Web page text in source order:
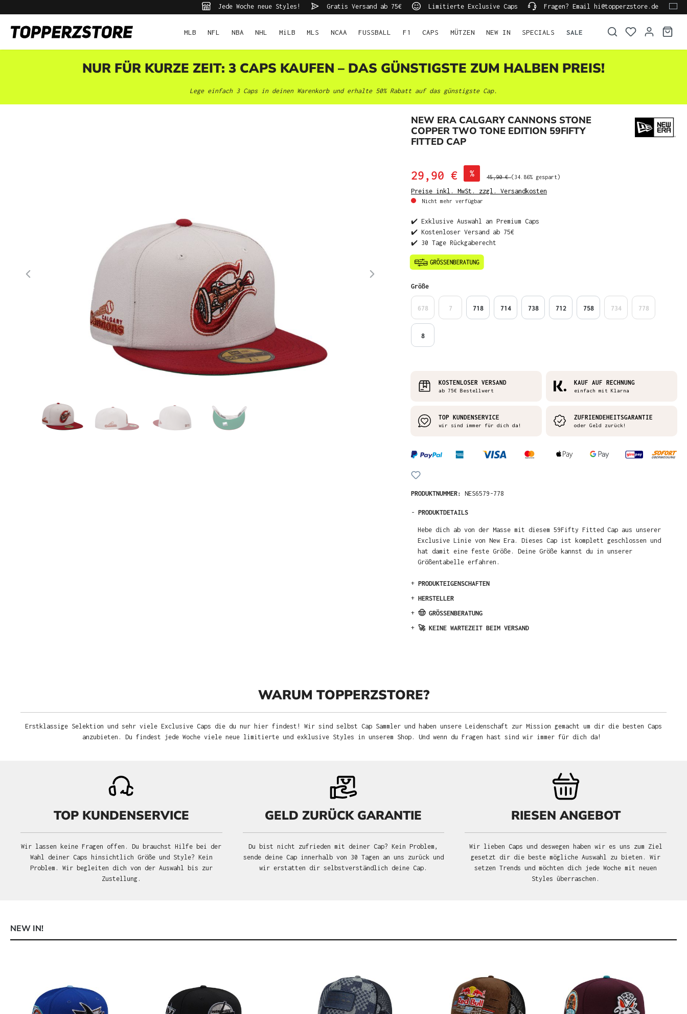
Jede Woche neue Styles! Gratis Versand ab 75€ Limitierte Exclusive Caps Fragen? Email hi@topperzstore.de
MLB NFL NBA NHL MiLB MLS NCAA FUSSBALL F1 CAPS MÜTZEN NEW IN SPECIALS SALE
NUR FÜR KURZE ZEIT: 3 CAPS KAUFEN – DAS GÜNSTIGSTE ZUM HALBEN PREIS!
Lege einfach 3 Caps in deinen Warenkorb und erhalte 50% Rabatt auf das günstigste Cap.
NEW ERA CALGARY CANNONS STONE
COPPER TWO TONE EDITION 59FIFTY
FITTED CAP
29,90 € % 45,90 €(34.86% gespart)
Preise inkl. MwSt. zzgl. Versandkosten
Nicht mehr verfügbar
✔️ Exklusive Auswahl an Premium Caps
✔️ Kostenloser Versand ab 75€
✔️ 30 Tage Rückgaberecht
Größeauswählen
678 7 718 714 738 712 758 734 778
8
KOSTENLOSER VERSAND
ab 75€ Bestellwert
KAUF AUF RECHNUNG
einfach mit Klarna
TOP KUNDENSERVICE
wir sind immer für dich da!
ZUFRIENDEHEITSGARANTIE
oder Geld zurück!
PRODUKTNUMMER: NES6579-778
- PRODUKTDETAILS
Hebe dich ab von der Masse mit diesem 59Fifty Fitted Cap aus unserer
Exclusive Linie von New Era. Dieses Cap ist komplett geschlossen und
hat damit eine feste Größe. Deine Größe kannst du in unserer
Größentabelle erfahren.
+ PRODUKTEIGENSCHAFTEN
+ HERSTELLER
+ 🤠 GRÖSSENBERATUNG
+ 🚀 KEINE WARTEZEIT BEIM VERSAND
WARUM TOPPERZSTORE?
Erstklassige Selektion und sehr viele Exclusive Caps die du nur hier findest! Wir sind selbst Cap Sammler und haben unsere Leidenschaft zur Mission gemacht um dir die besten Caps
anzubieten. Du findest jede Woche viele neue limitierte und exklusive Styles in unserem Shop. Und wenn du Fragen hast sind wir immer für dich da!
TOP KUNDENSERVICE
Wir lassen keine Fragen offen. Du brauchst Hilfe bei der
Wahl deiner Caps hinsichtlich Größe und Style? Kein
Problem. Wir begleiten dich von der Auswahl bis zur
Zustellung.
GELD ZURÜCK GARANTIE
Du bist nicht zufrieden mit deiner Cap? Kein Problem,
sende deine Cap innerhalb von 30 Tagen an uns zurück und
wir erstatten dir selbstverständlich deine Cap.
RIESEN ANGEBOT
Wir lieben Caps und deswegen haben wir es uns zum Ziel
gesetzt dir die beste mögliche Auswahl zu bieten. Wir
setzen Trends und möchten dich jede Woche mit neuen
Styles überraschen.
NEW IN!